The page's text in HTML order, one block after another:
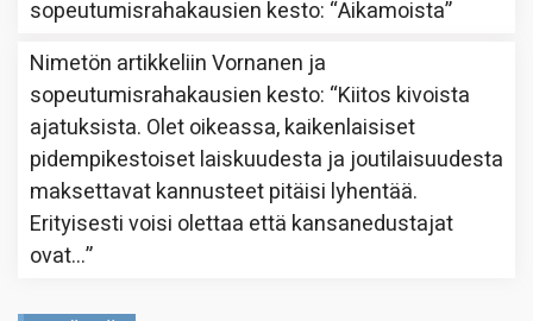
sopeutumisrahakausien kesto: “Aikamoista”
Nimetön artikkeliinVornanen ja
sopeutumisrahakausien kesto: “Kiitos kivoista
ajatuksista. Olet oikeassa, kaikenlaisiset
pidempikestoiset laiskuudesta ja joutilaisuudesta
maksettavat kannusteet pitäisi lyhentää.
Erityisesti voisi olettaa että kansanedustajat
ovat…”